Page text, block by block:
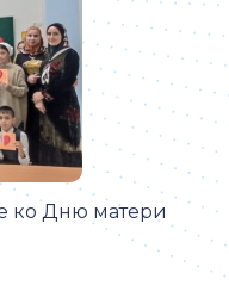
ко Дню матери